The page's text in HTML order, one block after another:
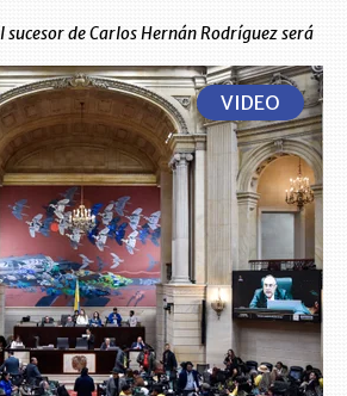
de Carlos Hernán Rodríguez será
VIDEO